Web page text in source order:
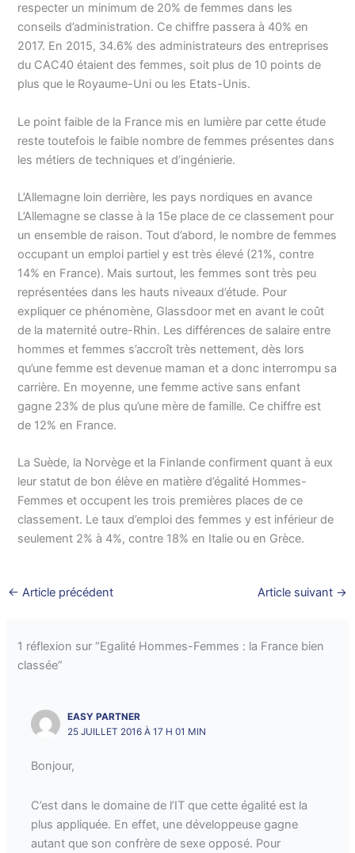
respecter un minimum de 20% de femmes dans les
conseils d’administration. Ce chiffre passera à 40% en
2017. En 2015, 34.6% des administrateurs des entreprises
du CAC40 étaient des femmes, soit plus de 10 points de
plus que le Royaume-Uni ou les Etats-Unis.
Le point faible de la France mis en lumière par cette étude
reste toutefois le faible nombre de femmes présentes dans
les métiers de techniques et d’ingénierie.
L’Allemagne loin derrière, les pays nordiques en avance
L’Allemagne se classe à la 15e place de ce classement pour
un ensemble de raison. Tout d’abord, le nombre de femmes
occupant un emploi partiel y est très élevé (21%, contre
14% en France). Mais surtout, les femmes sont très peu
représentées dans les hauts niveaux d’étude. Pour
expliquer ce phénomène, Glassdoor met en avant le coût
de la maternité outre-Rhin. Les différences de salaire entre
hommes et femmes s’accroît très nettement, dès lors
qu’une femme est devenue maman et a donc interrompu sa
carrière. En moyenne, une femme active sans enfant
gagne 23% de plus qu’une mère de famille. Ce chiffre est
de 12% en France.
La Suède, la Norvège et la Finlande confirment quant à eux
leur statut de bon élève en matière d’égalité Hommes-
Femmes et occupent les trois premières places de ce
classement. Le taux d’emploi des femmes y est inférieur de
seulement 2% à 4%, contre 18% en Italie ou en Grèce.
← Article précédent Article suivant →
1 réflexion sur “Egalité Hommes-Femmes : la France bien
classée”
EASY PARTNER
25 JUILLET 2016 À 17 H 01 MIN
Bonjour,
C’est dans le domaine de l’IT que cette égalité est la
plus appliquée. En effet, une développeuse gagne
autant que son confrère de sexe opposé. Pour